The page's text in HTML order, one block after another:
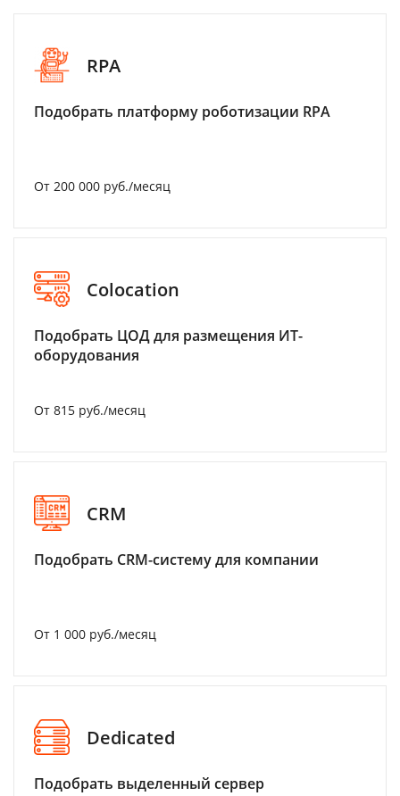
RPA
Подобрать платформу роботизации RPA
От 200 000 руб./месяц
Colocation
Подобрать ЦОД для размещения ИТ-
оборудования
От 815 руб./месяц
CRM
Подобрать CRM-систему для компании
От 1 000 руб./месяц
Dedicated
Подобрать выделенный сервер